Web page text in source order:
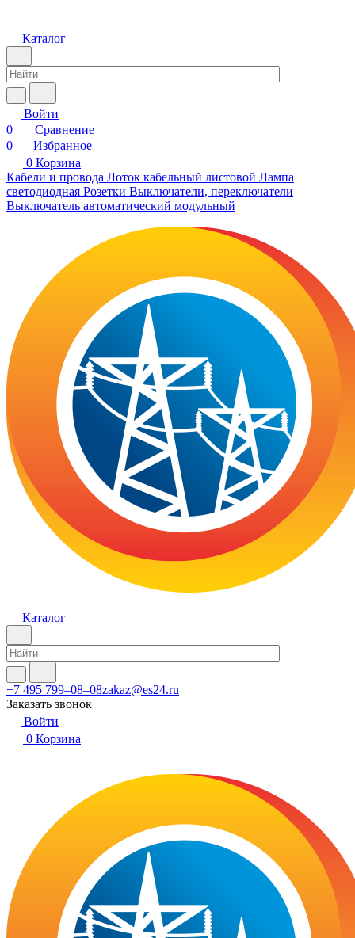
Каталог
Войти
0
Сравнение
0
Избранное
0 Корзина
Кабели и провода Лоток кабельный листовой Лампа
светодиодная Розетки Выключатели, переключатели
Выключатель автоматический модульный
Каталог
+7 495 799–08–08zakaz@es24.ru
Заказать звонок
Войти
0 Корзина